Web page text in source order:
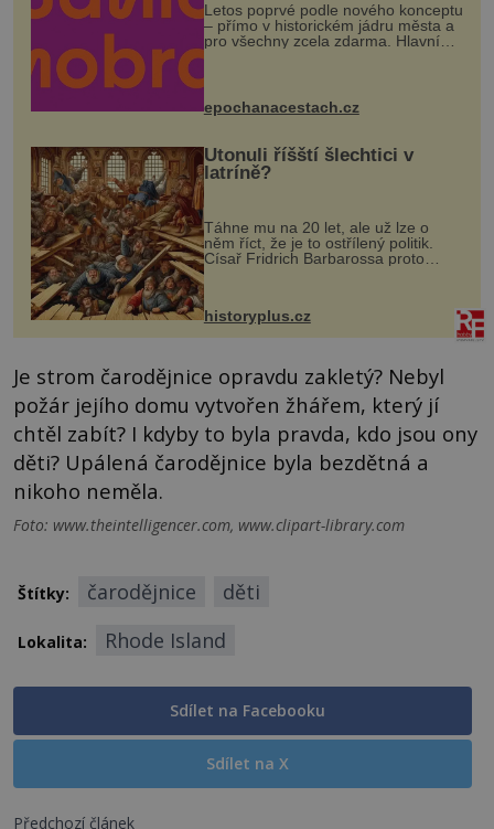
Letos poprvé podle nového konceptu
– přímo v historickém jádru města a
pro všechny zcela zdarma. Hlavní
program se odehraje na Karlově a
mohou těšit na víno, burčák, pes...
epochanacestach.cz
Utonuli říšští šlechtici v
latríně?
Táhne mu na 20 let, ale už lze o
něm říct, že je to ostřílený politik.
Císař Fridrich Barbarossa proto
posílá svého syna a dědice Jindřicha
VI. do Erfurtu, aby se stal
prostředníkem při řešení sporu m...
historyplus.cz
Je strom čarodějnice opravdu zakletý? Nebyl
požár jejího domu vytvořen žhářem, který jí
chtěl zabít? I kdyby to byla pravda, kdo jsou ony
děti? Upálená čarodějnice byla bezdětná a
nikoho neměla.
Foto: www.theintelligencer.com, www.clipart-library.com
Štítky: čarodějnice děti
Lokalita: Rhode Island
Sdílet na Facebooku
Sdílet na X
Předchozí článek